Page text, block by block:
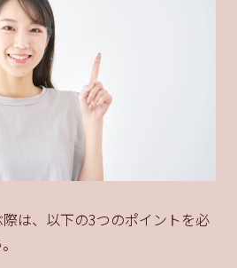
は、以下の3つのポイントを必